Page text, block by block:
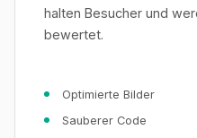
halten Besucher und
bewertet.
Optimierte Bilder
Sauberer Code